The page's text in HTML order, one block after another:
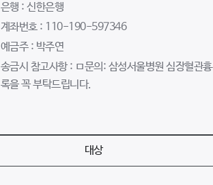
은행 : 신한은행
계좌번호 : 110-190-597346
예금주 : 박주연
송금시 참고사항 : ㅁ문의: 삼성서울병원 심장혈
록을 꼭 부탁드립니다.
대상